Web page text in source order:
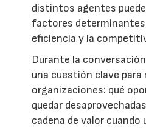
distintos agentes
factores determinantes
eficiencia y la
Durante la
una cuestión clave para
organizaciones: qué
quedar
cadena de valor cuando